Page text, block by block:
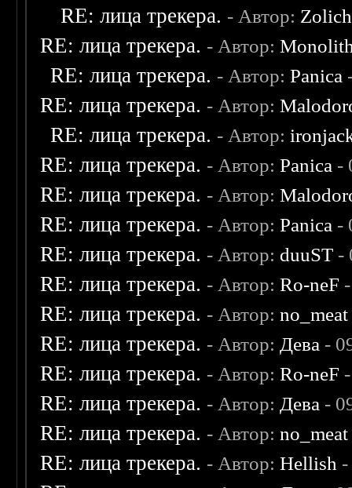
RE: лица трекера. - Автор: Zolich
RE: лица трекера. - Автор:
RE: лица трекера. - Автор:Panica
RE: лица трекера. - Автор:
RE: лица трекера. - Автор:
RE: лица трекера. - Автор:Panica -
RE: лица трекера. - Автор:
RE: лица трекера. - Автор:Panica -
RE: лица трекера. - Автор: duuST -
RE: лица трекера. - Автор:Ro-neF
RE: лица трекера. - Автор:no_meat
RE: лица трекера. - Автор: Дева -
RE: лица трекера. - Автор:Ro-neF
RE: лица трекера. - Автор: Дева -
RE: лица трекера. - Автор:no_meat
RE: лица трекера. - Автор:Hellish